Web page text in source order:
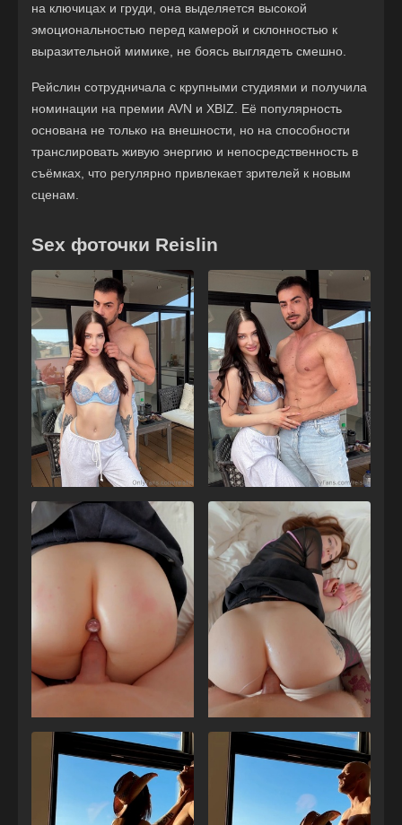
на ключицах и груди, она выделяется высокой
эмоциональностью перед камерой и склонностью к
выразительной мимике, не боясь выглядеть смешно.
Рейслин сотрудничала с крупными студиями и получила
номинации на премии AVN и XBIZ. Её популярность
основана не только на внешности, но на способности
транслировать живую энергию и непосредственность в
съёмках, что регулярно привлекает зрителей к новым
сценам.
Sex фоточки Reislin